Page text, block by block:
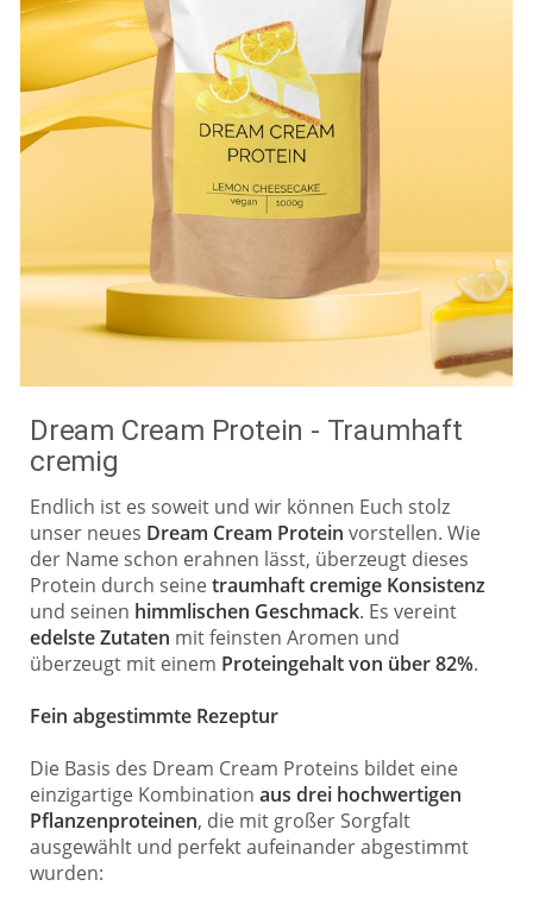
Dream Cream Protein - Traumhaft
cremig
Endlich ist es soweit und wir können Euch stolz
unser neues Dream Cream Protein vorstellen. Wie
der Name schon erahnen lässt, überzeugt dieses
Protein durch seinetraumhaft cremige Konsistenz
und seinen himmlischen Geschmack. Es vereint
edelste Zutaten mit feinsten Aromen und
überzeugt mit einem Proteingehalt von über 82%.
Fein abgestimmte Rezeptur
Die Basis des Dream Cream Proteins bildet eine
einzigartige Kombination aus drei hochwertigen
Pflanzenproteinen, die mit großer Sorgfalt
ausgewählt und perfekt aufeinander abgestimmt
wurden: